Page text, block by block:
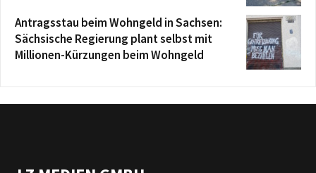
Antragsstau beim Wohngeld in Sachsen:
Sächsische Regierung plant selbst mit
Millionen-Kürzungen beim Wohngeld